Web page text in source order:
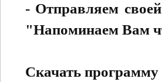
- Отправляем
"Напоминаем Вам
Скачать